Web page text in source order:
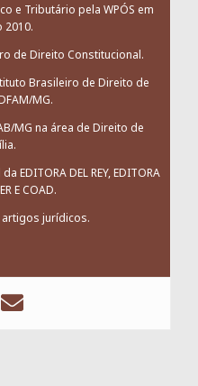
e Tributário pela WPÓS em
2010.
de Direito Constitucional.
Brasileiro de Direito de
MG.
MG na área de Direito de
EDITORA DEL REY, EDITORA
E COAD.
jurídicos.